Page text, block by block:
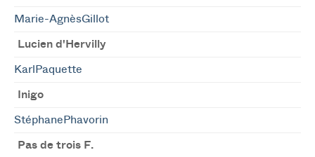
Marie-AgnèsGillot
Lucien d'Hervilly
KarlPaquette
Inigo
StéphanePhavorin
Pas de trois F.